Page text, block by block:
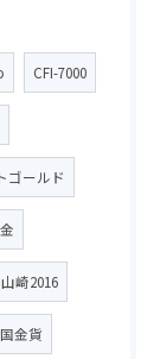
CFI-7000
ゴールド
山崎2016
金貨